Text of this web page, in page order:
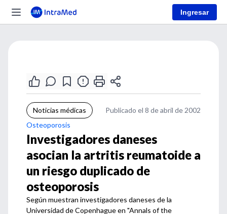
Ingresar
Noticias médicas
Publicado el 8 de abril de 2002
Osteoporosis
Investigadores daneses
asocian la artritis reumatoide a
un riesgo duplicado de
osteoporosis
Según muestran investigadores daneses de la
Universidad de Copenhague en "Annals of the